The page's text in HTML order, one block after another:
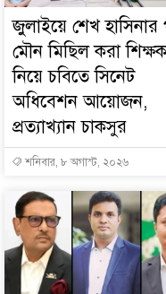
জুলাইয়ে শেখ হাসিনার
মৌন মিছিল করা শিক্ষক
নিয়ে চবিতে সিনেট
অধিবেশন আয়োজন,
প্রত্যাখ্যান চাকসুর
শনিবার, ৮ অগাস্ট, ২০২৬